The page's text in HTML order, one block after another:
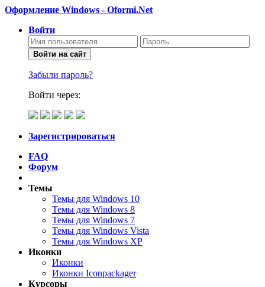
Оформление Windows - Oformi.Net
Войти
Войти на сайт
Забыли пароль?
Войти через:
Зарегистрироваться
FAQ
Форум
Темы
Темы для Windows 10
Темы для Windows 8
Темы для Windows 7
Темы для Windows Vista
Темы для Windows XP
Иконки
Иконки
Иконки Iconpackager
Курсоры